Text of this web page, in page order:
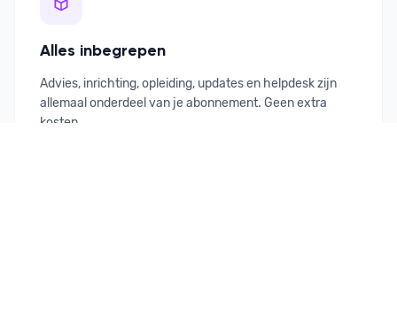
Alles inbegrepen
Advies, inrichting, opleiding, updates en helpdesk zijn
allemaal onderdeel van je abonnement. Geen extra
kosten.